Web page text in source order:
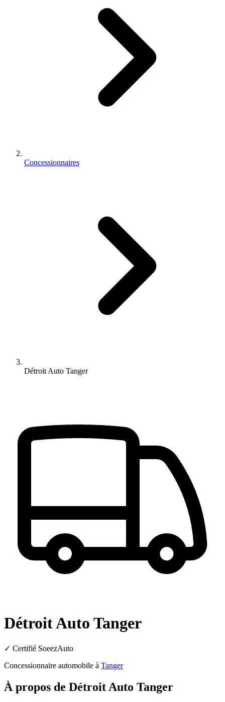
Concessionnaires
Détroit Auto Tanger
Détroit Auto Tanger
✓ Certifié SoeezAuto
Concessionnaire automobile à Tanger
À propos de Détroit Auto Tanger